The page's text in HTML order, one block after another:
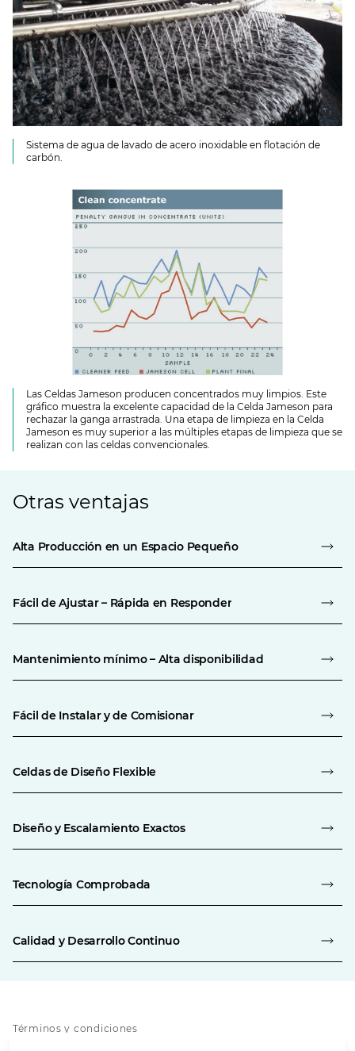
Sistema de agua de lavado de acero inoxidable en flotación de
carbón.
Las Celdas Jameson producen concentrados muy limpios. Este
gráfico muestra la excelente capacidad de la Celda Jameson para
rechazar la ganga arrastrada. Una etapa de limpieza en la Celda
Jameson es muy superior a las múltiples etapas de limpieza que se
realizan con las celdas convencionales.
Otras ventajas
Alta Producción en un Espacio Pequeño
Fácil de Ajustar – Rápida en Responder
Mantenimiento mínimo – Alta disponibilidad
Fácil de Instalar y de Comisionar
Celdas de Diseño Flexible
Diseño y Escalamiento Exactos
Tecnología Comprobada
Calidad y Desarrollo Continuo
Términos y condiciones